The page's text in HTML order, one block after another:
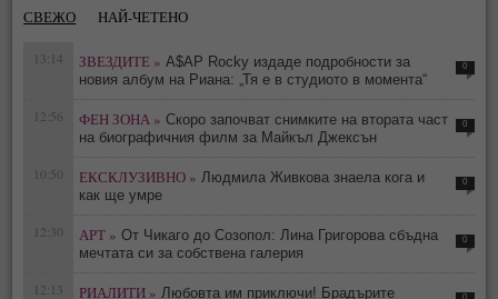
СВЕЖО НАЙ-ЧЕТЕНО
13:14 ЗВЕЗДИТЕ » A$AP Rocky издаде подробности за
новия албум на Риана: „Тя е в студиото в момента“
0
12:56 ФЕН ЗОНА » Скоро започват снимките на втората част
на биографичния филм за Майкъл Джексън
0
10:50 ЕКСКЛУЗИВНО » Людмила Живкова знаела кога и
как ще умре
0
12:30 АРТ » От Чикаго до Созопол: Лина Григорова сбъдна
мечтата си за собствена галерия
0
12:13 РИАЛИТИ » Любовта им приключи! Брадърите